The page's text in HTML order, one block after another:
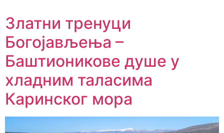
Златни тренуци
Богојављења –
Баштионикове душе у
хладним таласима
Каринског мора